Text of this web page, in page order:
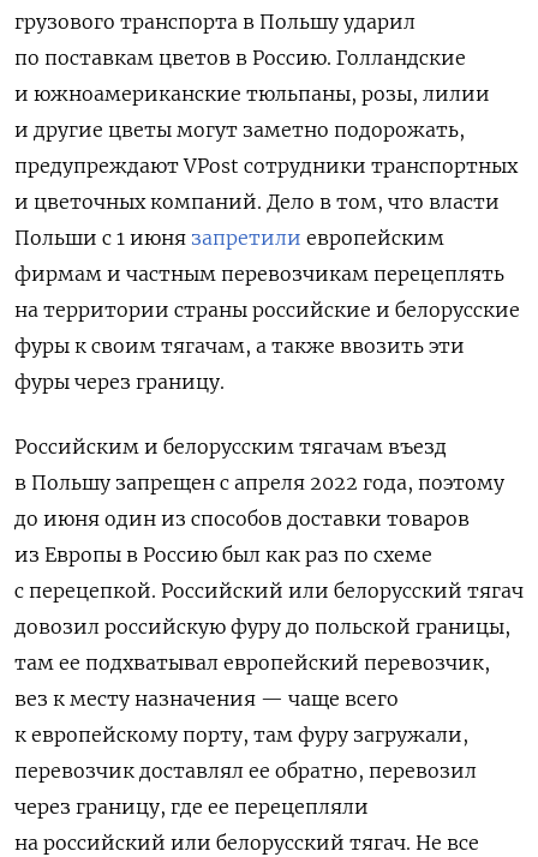
грузового транспорта в Польшу ударил
по поставкам цветов в Россию. Голландские
и южноамериканские тюльпаны, розы, лилии
и другие цветы могут заметно подорожать,
предупреждают VPost сотрудники транспортных
и цветочных компаний. Дело в том, что власти
Польши с 1 июня запретили европейским
фирмам и частным перевозчикам перецеплять
на территории страны российские и белорусские
фуры к своим тягачам, а также ввозить эти
фуры через границу.
Российским и белорусским тягачам въезд
в Польшу запрещен с апреля 2022 года, поэтому
до июня один из способов доставки товаров
из Европы в Россию был как раз по схеме
с перецепкой. Российский или белорусский тягач
довозил российскую фуру до польской границы,
там ее подхватывал европейский перевозчик,
вез к месту назначения — чаще всего
к европейскому порту, там фуру загружали,
перевозчик доставлял ее обратно, перевозил
через границу, где ее перецепляли
на российский или белорусский тягач. Не все